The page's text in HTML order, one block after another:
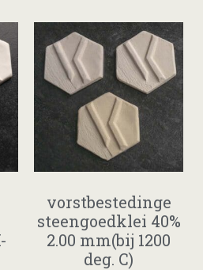
vorstbestedinge
steengoedklei 40%
2.00 mm(bij 1200
deg. C)